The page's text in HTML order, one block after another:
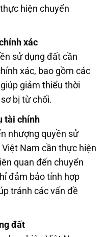
hiện chuyển
xác
sử dụng đất cần
xác, bao gồm các
giảm thiểu thời
bị từ chối.
tài chính
nhượng quyền sử
Nam cần thực hiện
quan đến chuyển
đảm bảo tính hợp
tránh các vấn đề
đất